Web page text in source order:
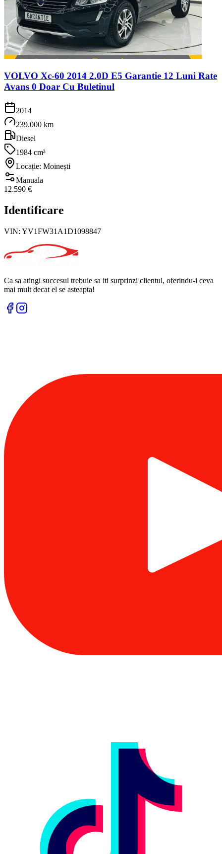
VOLVO Xc-60 2014 2.0D E5 Garantie 12 Luni Rate
Avans 0 Doar Cu Buletinul
2014
239.000 km
Diesel
1984 cm³
Locație: Moinești
Manuala
12.590 €
Identificare
VIN: YV1FW31A1D1098847
Ca sa atingi succesul trebuie sa iti surprinzi clientul, oferindu-i ceva
mai mult decat el se asteapta!